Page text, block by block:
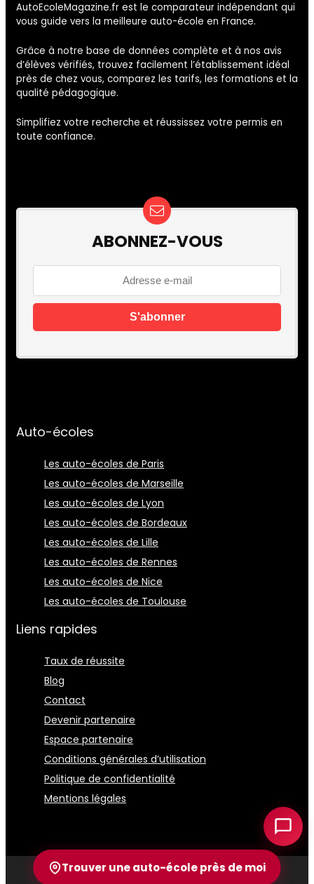
AutoEcoleMagazine.fr est le comparateur indépendant qui
vous guide vers la meilleure auto-école en France.
Grâce à notre base de données complète et à nos avis
d’élèves vérifiés, trouvez facilement l’établissement idéal
près de chez vous, comparez les tarifs, les formations et la
qualité pédagogique.
Simplifiez votre recherche et réussissez votre permis en
toute confiance.
ABONNEZ-VOUS
Auto-écoles
Les auto-écoles de Paris
Les auto-écoles de Marseille
Les auto-écoles de Lyon
Les auto-écoles de Bordeaux
Les auto-écoles de Lille
Les auto-écoles de Rennes
Les auto-écoles de Nice
Les auto-écoles de Toulouse
Liens rapides
Taux de réussite
Blog
Contact
Devenir partenaire
Espace partenaire
Conditions générales d’utilisation
Politique de confidentialité
Mentions légales
2026 AutoecoleMagazine.fr tous droits réservés
Trouver une auto-école près de moi